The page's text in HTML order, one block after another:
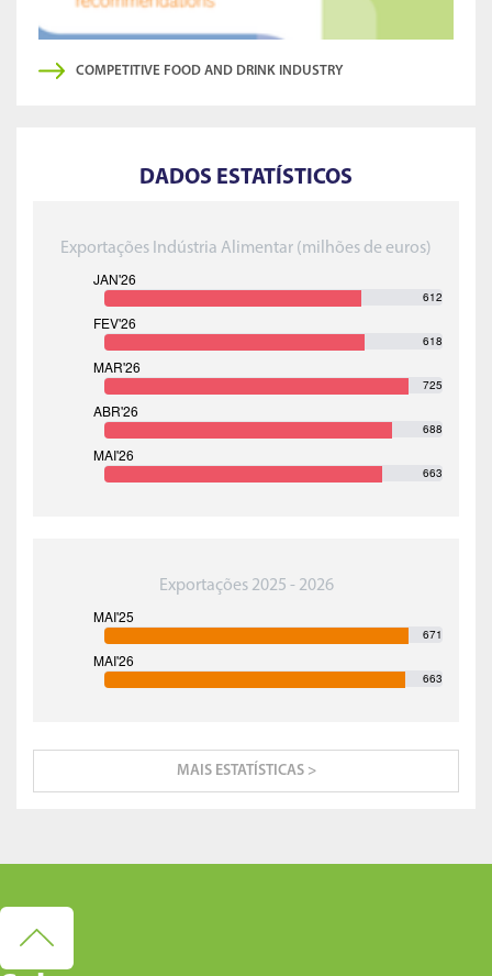
COMPETITIVE FOOD AND DRINK INDUSTRY
DADOS ESTATÍSTICOS
Exportações Indústria Alimentar (milhões de euros)
612
618
725
688
663
Exportações 2025 - 2026
671
663
MAIS ESTATÍSTICAS >